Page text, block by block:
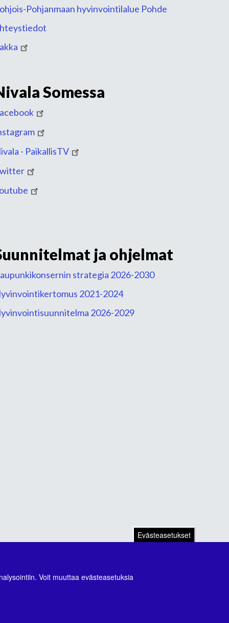
Pohjanmaan hyvinvointilalue Pohde
Somessa
- PaikallisTV
ja ohjelmat
strategia 2026-2030
2021-2024
2026-2029
Evästeasetukset
Voit muuttaa evästeasetuksia